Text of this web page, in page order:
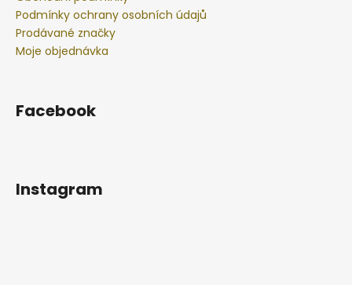
Podmínky ochrany osobních údajů
Prodávané značky
Moje objednávka
Facebook
Instagram